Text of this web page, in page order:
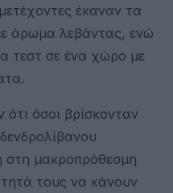
έκαναν τα
άρωμα λεβάντας, ενώ
τεστ σε ένα χώρο με
όσοι βρίσκονταν
στη μακροπρόθεσμη
τους να κάνουν